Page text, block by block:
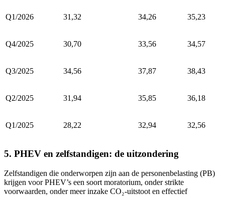
Q1/2026 31,32 34,26 35,23
Q4/2025 30,70 33,56 34,57
Q3/2025 34,56 37,87 38,43
Q2/2025 31,94 35,85 36,18
Q1/2025 28,22 32,94 32,56
5. PHEV en zelfstandigen: de uitzondering
Zelfstandigen die onderworpen zijn aan de personenbelasting (PB)
krijgen voor PHEV’s een soort moratorium, onder strikte
voorwaarden, onder meer inzake CO₂-uitstoot en effectief